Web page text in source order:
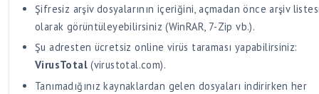
Şifresiz arşiv dosyalarının içeriğini, açmadan önce arşiv
olarak görüntüleyebilirsiniz (WinRAR, 7-Zip vb.).
Şu adresten ücretsiz online virüs taraması yapabilirsiniz:
VirusTotal(virustotal.com).
Tanımadığınız kaynaklardan gelen dosyaları indirirken her